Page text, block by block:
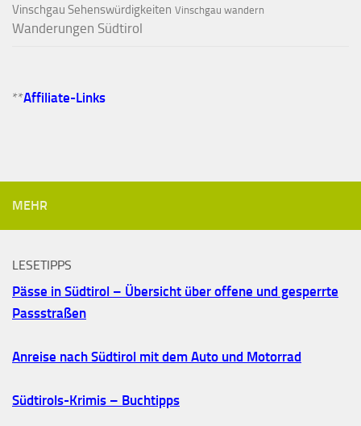
Vinschgau Sehenswürdigkeiten Vinschgau wandern
Wanderungen Südtirol
**Affiliate-Links
MEHR
LESETIPPS
Pässe in Südtirol – Übersicht über offene und gesperrte
Passstraßen
Anreise nach Südtirol mit dem Auto und Motorrad
Südtirols-Krimis – Buchtipps